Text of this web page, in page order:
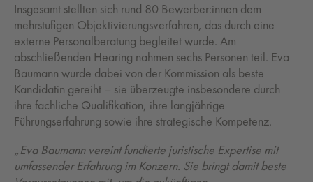
Insgesamt stellten sich rund 80 Bewerber:innen dem
mehrstufigen Objektivierungsverfahren, das durch eine
externe Personalberatung begleitet wurde. Am
abschließenden Hearing nahmen sechs Personen teil. Eva
Baumann wurde dabei von der Kommission als beste
Kandidatin gereiht – sie überzeugte insbesondere durch
ihre fachliche Qualifikation, ihre langjährige
Führungserfahrung sowie ihre strategische Kompetenz.
„Eva Baumann vereint fundierte juristische Expertise mit
umfassender Erfahrung im Konzern. Sie bringt damit beste